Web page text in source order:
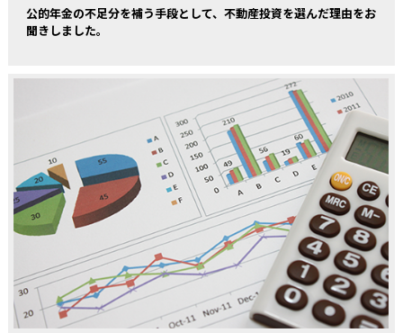
公的年金の不足分を補う手段として、不動産投資を選んだ理由をお
聞きしました。